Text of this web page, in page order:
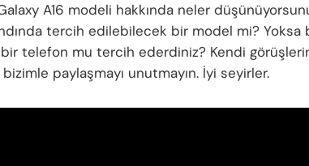
A16 modeli hakkında neler
tercih edilebilecek bir model mi? Yoksa
telefon mu tercih ederdiniz? Kendi
bizimle paylaşmayı unutmayın. İyi seyirler.